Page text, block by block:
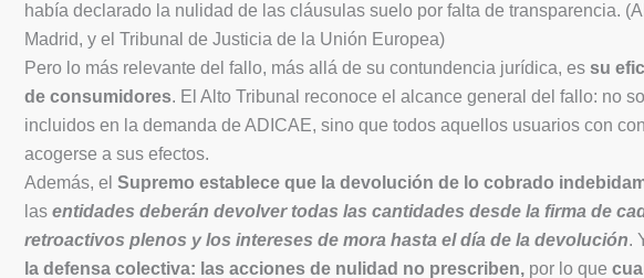
había declarado la nulidad de las cláusulas suelo por falta de transparencia.
Madrid, y el Tribunal de Justicia de la Unión Europea)
Pero lo más relevante del fallo, más allá de su contundencia jurídica, es su
de consumidores. El Alto Tribunal reconoce el alcance general del fallo: no
incluidos en la demanda de ADICAE, sino que todos aquellos usuarios con
acogerse a sus efectos.
Además, el Supremo establece que la devolución de lo cobrado
las entidades deberán devolver todas las cantidades desde la firma de
retroactivos plenos y los intereses de mora hasta el día de la devolución.
la defensa colectiva: las acciones de nulidad no prescriben, por lo que